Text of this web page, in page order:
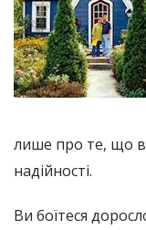
лише про те, що
надійності.
Ви боїтеся